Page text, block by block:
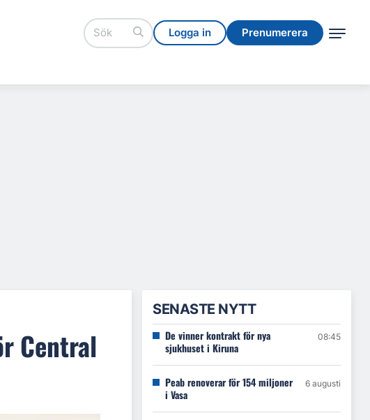
Logga in Prenumerera
Logga in Prenumerera
Central
SENASTE NYTT
De vinner kontrakt för nya
sjukhuset i Kiruna
08:45
Peab renoverar för 154 miljoner
i Vasa
6 augusti